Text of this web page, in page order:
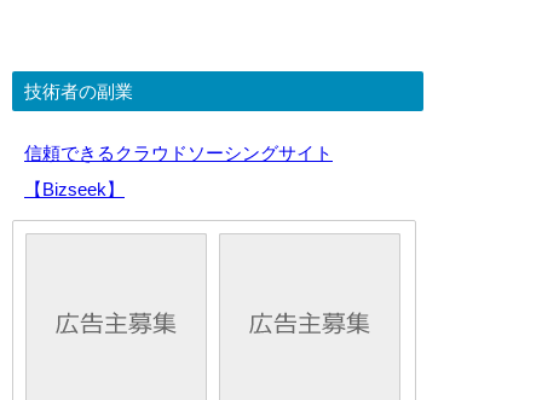
技術者の副業
信頼できるクラウドソーシングサイト
【Bizseek】